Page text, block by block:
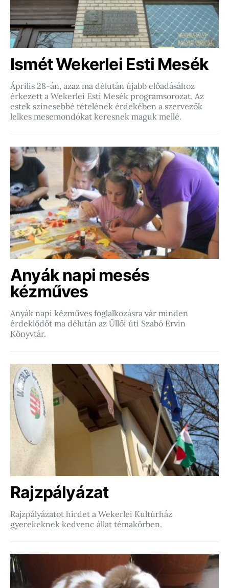
Ismét Wekerlei Esti Mesék
Április 28-án, azaz ma délután újabb előadásához
érkezett a Wekerlei Esti Mesék programsorozat. Az
estek színesebbé tételének érdekében a szervezők
lelkes mesemondókat keresnek maguk mellé.
Anyák napi mesés
kézműves
Anyák napi kézműves foglalkozásra vár minden
érdeklődőt ma délután az Üllői úti Szabó Ervin
Könyvtár.
Rajzpályázat
Rajzpályázatot hirdet a Wekerlei Kultúrház
gyerekeknek kedvenc állat témakörben.